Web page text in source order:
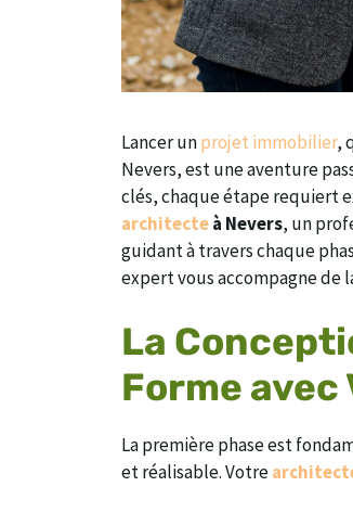
Lancer unprojet immobilier,
Nevers, est une aventure
clés, chaque étape requiert
architecteà Nevers, un
guidant à travers chaque
expert vous accompagne de
La
Forme
La première phase est
et réalisable. Votre